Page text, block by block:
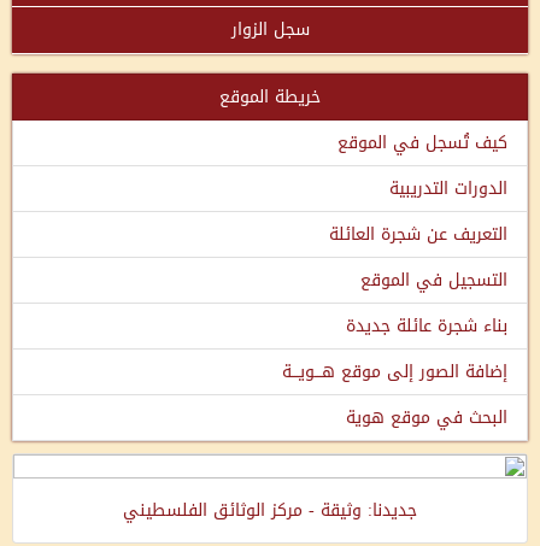
سجل الزوار
خريطة الموقع
كيف تُسجل في الموقع
الدورات التدريبية
التعريف عن شجرة العائلة
التسجيل في الموقع
بناء شجرة عائلة جديدة
إضافة الصور إلى موقع هـــويـــة
البحث في موقع هوية
جديدنا: وثيقة - مركز الوثائق الفلسطيني